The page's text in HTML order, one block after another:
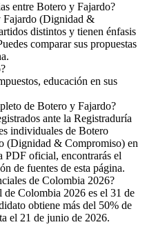
entre Botero y Fajardo?
Fajardo (Dignidad &
distintos y tienen énfasis
comparar sus propuestas
educación en sus
de Botero y Fajardo?
ante la Registraduría
individuales de Botero
(Dignidad & Compromiso) en
PDF oficial, encontrarás el
de fuentes de esta página.
de Colombia 2026?
Colombia 2026 es el 31 de
obtiene más del 50% de
el 21 de junio de 2026.